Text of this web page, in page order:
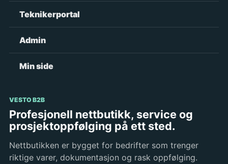
Teknikerportal
Admin
Min side
VESTO B2B
Profesjonell nettbutikk, service og
prosjektoppfølging på ett sted.
Nettbutikken er bygget for bedrifter som trenger
riktige varer, dokumentasjon og rask oppfølging.